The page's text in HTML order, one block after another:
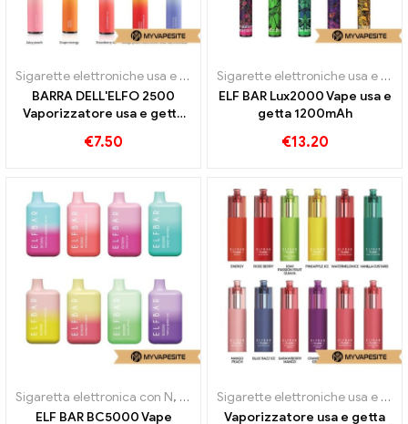
Sigarette elettroniche usa e getta
BARRA DELL'ELFO 2500
Vaporizzatore usa e getta
€7.50
Sigarette elettroniche usa e getta
ELF BAR Lux2000 Vape usa e
getta 1200mAh
€13.20
Sigaretta elettronica con N, Sigarette elettroniche usa e getta,
ELF BAR BC5000 Vape
Sigarette elettroniche usa e getta
Vaporizzatore usa e getta